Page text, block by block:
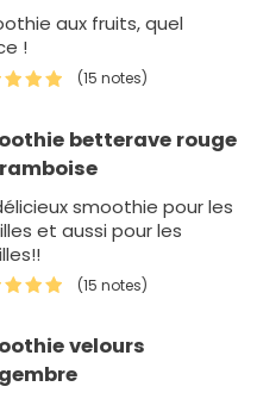
aux fruits, quel
!
(15 notes)
betterave rouge
smoothie pour les
et aussi pour les
(15 notes)
velours